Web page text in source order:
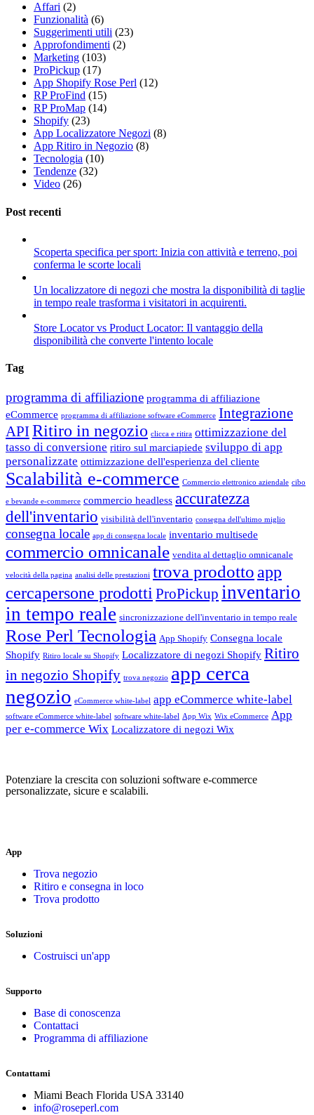
Affari (2)
Funzionalità (6)
Suggerimenti utili (23)
Approfondimenti (2)
Marketing (103)
ProPickup (17)
App Shopify Rose Perl (12)
RP ProFind (15)
RP ProMap (14)
Shopify (23)
App Localizzatore Negozi (8)
App Ritiro in Negozio (8)
Tecnologia (10)
Tendenze (32)
Video (26)
Post recenti
Scoperta specifica per sport: Inizia con attività e terreno, poi
conferma le scorte locali
Un localizzatore di negozi che mostra la disponibilità di taglie
in tempo reale trasforma i visitatori in acquirenti.
Store Locator vs Product Locator: Il vantaggio della
disponibilità che converte l'intento locale
Tag
programma di affiliazione programma di affiliazione
eCommerce programma di affiliazione software eCommerce Integrazione
APIRitiro in negozio clicca e ritira ottimizzazione del
tasso di conversione ritiro sul marciapiede sviluppo di app
personalizzate ottimizzazione dell'esperienza del cliente
Scalabilità e-commerce Commercio elettronico aziendale cibo
e bevande e-commerce commercio headless accuratezza
dell'inventario visibilità dell'inventario consegna dell'ultimo miglio
consegna locale app di consegna locale inventario multisede
commercio omnicanale vendita al dettaglio omnicanale
velocità della pagina analisi delle prestazioni trova prodottoapp
cercapersone prodotti ProPickup inventario
in tempo reale sincronizzazione dell'inventario in tempo reale
Rose Perl Tecnologia App Shopify Consegna locale
Shopify Ritiro locale su Shopify Localizzatore di negozi Shopify Ritiro
in negozio Shopify trova negozio app cerca
negozio eCommerce white-label app eCommerce white-label
software eCommerce white-label software white-label App Wix Wix eCommerce App
per e-commerce Wix Localizzatore di negozi Wix
Potenziare la crescita con soluzioni software e-commerce
personalizzate, sicure e scalabili.
App
Trova negozio
Ritiro e consegna in loco
Trova prodotto
Soluzioni
Costruisci un'app
Supporto
Base di conoscenza
Contattaci
Programma di affiliazione
Contattami
Miami Beach Florida USA 33140
info@roseperl.com